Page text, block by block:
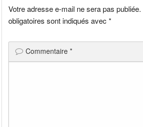
Votre adresse e-mail ne sera pas publiée.
obligatoires sont indiqués avec*
Commentaire*